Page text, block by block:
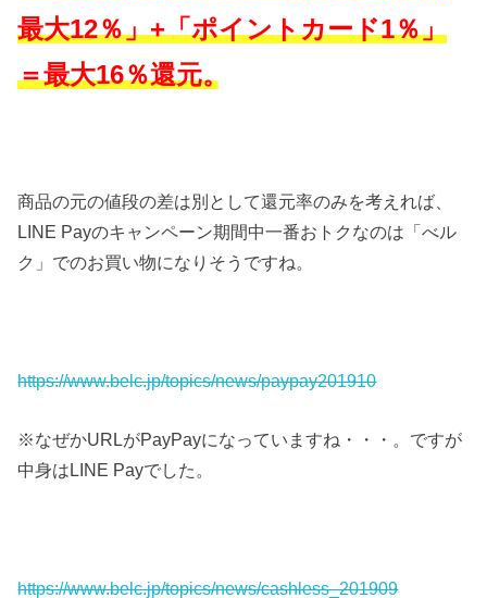
最大12％」+「ポイントカード1％」
＝最大16％還元。
商品の元の値段の差は別として還元率のみを考えれば、
LINE Payのキャンペーン期間中一番おトクなのは「べル
ク」でのお買い物になりそうですね。
https://www.belc.jp/topics/news/paypay201910
※なぜかURLがPayPayになっていますね・・・。ですが
中身はLINE Payでした。
https://www.belc.jp/topics/news/cashless_201909